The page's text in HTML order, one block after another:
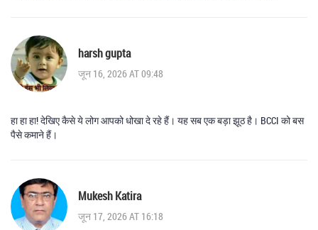
harsh gupta
जून 16, 2026 AT 09:48
हा हा हा! देखिए कैसे ये लोग आपको धोखा दे रहे हैं। यह सब एक बड़ा झूठ है। BCCI को बस
पैसे कमाने हैं।
Mukesh Katira
जून 17, 2026 AT 16:18